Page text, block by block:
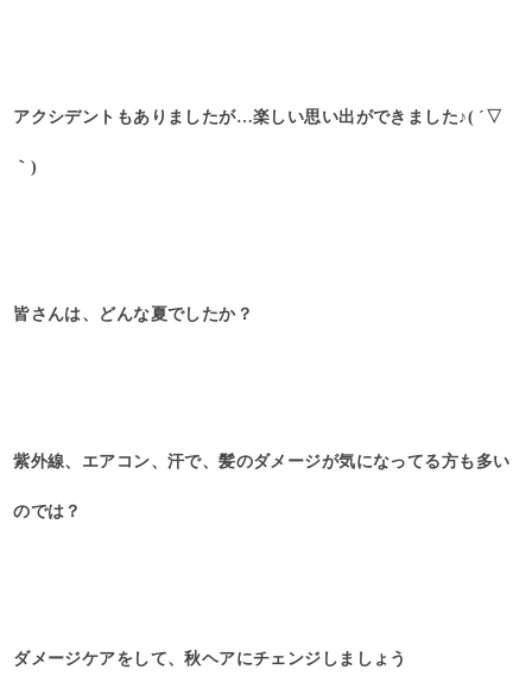
アクシデントもありましたが…楽しい思い出ができました♪( ´▽
｀)
皆さんは、どんな夏でしたか？
紫外線、エアコン、汗で、髪のダメージが気になってる方も多い
のでは？
ダメージケアをして、秋ヘアにチェンジしましょう